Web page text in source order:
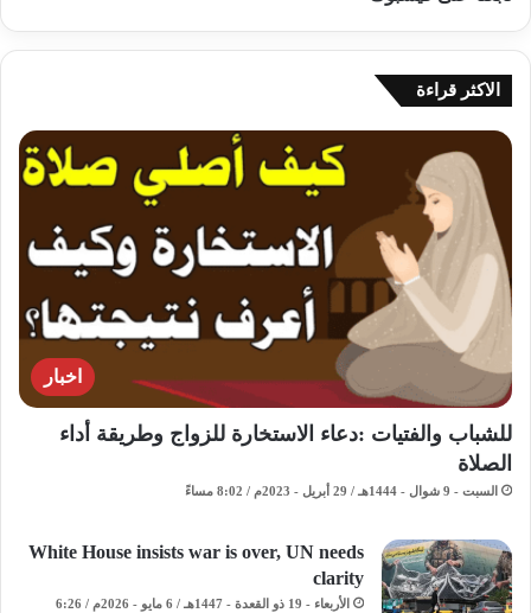
الاكثر قراءة
اخبار
للشباب والفتيات :دعاء الاستخارة للزواج وطريقة أداء
الصلاة
السبت - 9 شوال - 1444هـ / 29 أبريل - 2023م / 8:02 مساءً
White House insists war is over, UN needs
clarity
الأربعاء - 19 ذو القعدة - 1447هـ / 6 مايو - 2026م / 6:26